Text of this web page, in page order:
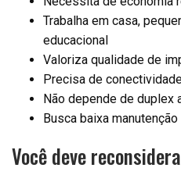
Trabalha em casa,
educacional
Valoriza qualidade de
Precisa de
Não depende de duplex
Busca baixa
Você deve